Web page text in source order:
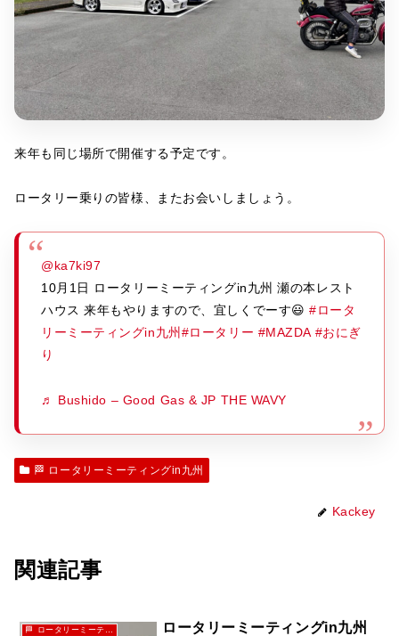
来年も同じ場所で開催する予定です。
ロータリー乗りの皆様、またお会いしましょう。
@ka7ki97
10月1日 ロータリーミーティングin九州 瀬の本レスト
ハウス 来年もやりますので、宜しくでーす😃#ロータ
リーミーティングin九州 #ロータリー #MAZDA #おにぎ
り
♬ Bushido – Good Gas & JP THE WAVY
🏁 ロータリーミーティングin九州
Kackey
関連記事
ロータリーミーティングin九州